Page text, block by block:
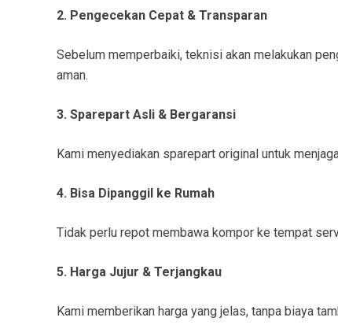
2. Pengecekan Cepat & Transparan
Sebelum memperbaiki, teknisi akan melakukan
aman.
3. Sparepart Asli & Bergaransi
Kami menyediakan sparepart original untuk
4. Bisa Dipanggil ke Rumah
Tidak perlu repot membawa kompor ke tempat
5. Harga Jujur & Terjangkau
Kami memberikan harga yang jelas, tanpa biaya